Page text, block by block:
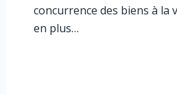
concurrence des biens à la
en plus…